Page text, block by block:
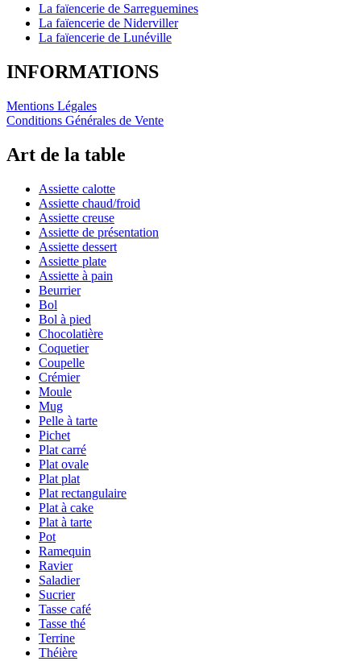
La faïencerie de Sarreguemines
La faïencerie de Niderviller
La faïencerie de Lunéville
INFORMATIONS
Mentions Légales
Conditions Générales de Vente
Art de la table
Assiette calotte
Assiette chaud/froid
Assiette creuse
Assiette de présentation
Assiette dessert
Assiette plate
Assiette à pain
Beurrier
Bol
Bol à pied
Chocolatière
Coquetier
Coupelle
Crémier
Moule
Mug
Pelle à tarte
Pichet
Plat carré
Plat ovale
Plat plat
Plat rectangulaire
Plat à cake
Plat à tarte
Pot
Ramequin
Ravier
Saladier
Sucrier
Tasse café
Tasse thé
Terrine
Théière